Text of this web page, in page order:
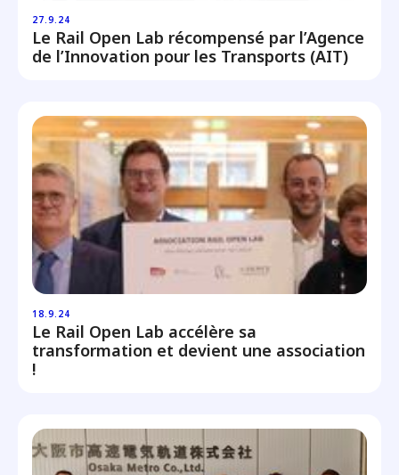
27.9.24
Le Rail Open Lab récompensé par l’Agence
de l’Innovation pour les Transports (AIT)
18.9.24
Le Rail Open Lab accélère sa
transformation et devient une association
!